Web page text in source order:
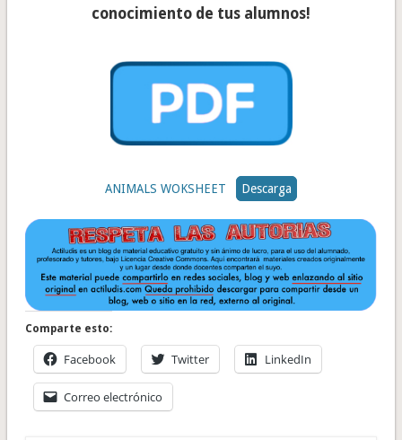
conocimiento de tus alumnos!
ANIMALS WOKSHEET Descarga
Comparte esto:
Facebook Twitter LinkedIn
Correo electrónico